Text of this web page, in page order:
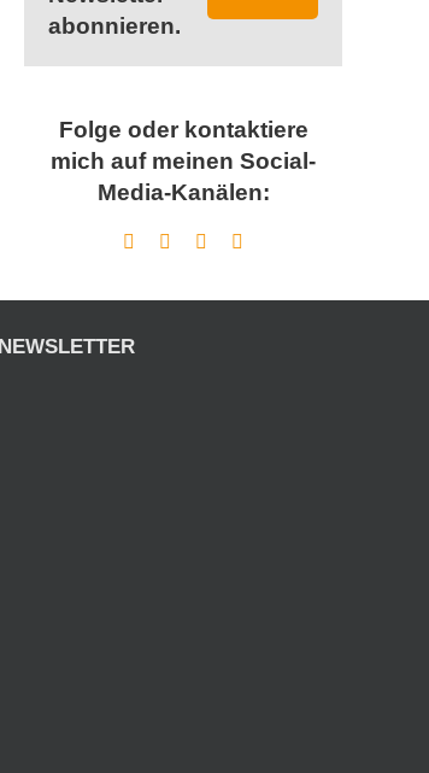
abonnieren.
Folge oder kontaktiere
mich auf meinen Social-
Media-Kanälen:
NEWSLETTER